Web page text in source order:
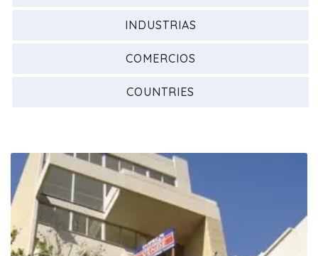
INDUSTRIAS
COMERCIOS
COUNTRIES